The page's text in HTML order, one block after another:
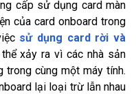
cấp sử dụng card màn
của card onboard trong
sử dụng card rời và
xảy ra vì các nhà sản
trong cùng một máy tính.
lại loại trừ lẫn nhau